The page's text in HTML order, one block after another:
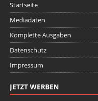
Startseite
Mediadaten
Komplette Ausgaben
Datenschutz
Impressum
JETZT WERBEN